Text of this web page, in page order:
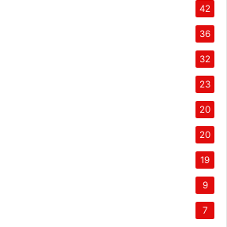
42
36
32
23
20
20
19
9
7